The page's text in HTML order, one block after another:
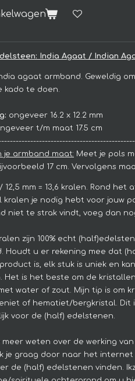
India Agaat / Indian
agaat armband. Geweldig
kado te doen.
ongeveer 16.2 x 12.2 mm
t/m maat 17.5 cm
je armband maat: Meet je pols
17 cm. Vervolgens
/ 12,5 mm = 13,6 kralen. Rond het
kralen je nodig hebt voor jouw
niet te strak vindt, voeg dan
zijn 100% echt
Houdt u er rekening mee dat
is, elk stuk is uniek en
Het is het beste om de
water of zout. Mijn tip is om
of hematiet/bergkristal. Dit
voor de (half) edelstenen.
meer weten over de werking
je graag door naar het internet
de (half) edelstenen vinden.